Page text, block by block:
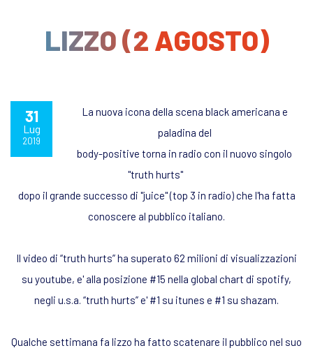
LIZZO (2 AGOSTO)
31
Lug
2019
La nuova icona della scena black americana e
paladina del
body-positive torna in radio con il nuovo singolo
"truth hurts"
dopo il grande successo di "juice" (top 3 in radio) che l'ha fatta
conoscere al pubblico italiano.
Il video di “truth hurts” ha superato 62 milioni di visualizzazioni
su youtube, e' alla posizione #15 nella global chart di spotify,
negli u.s.a. “truth hurts” e' #1 su itunes e #1 su shazam.
Qualche settimana fa lizzo ha fatto scatenare il pubblico nel suo